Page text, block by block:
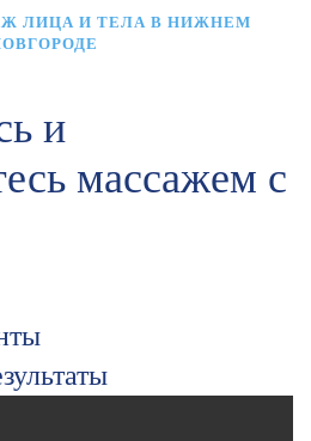
ЛИЦА И ТЕЛА В НИЖНЕМ
и
массажем с